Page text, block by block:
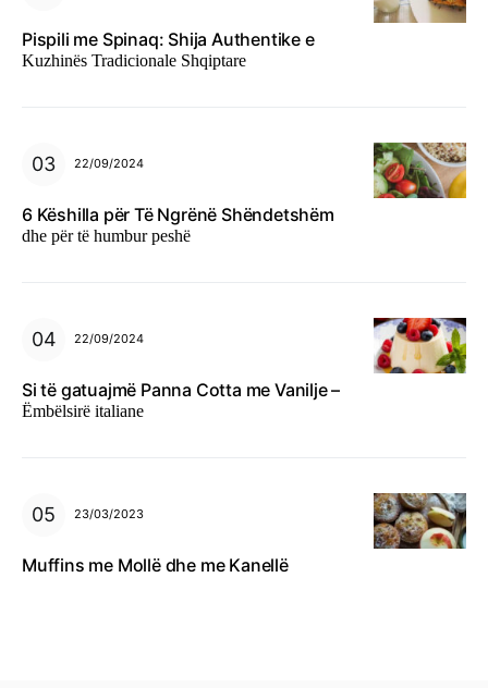
Pispili me Spinaq: Shija Authentike e
Kuzhinës Tradicionale Shqiptare
22/09/2024
6 Këshilla për Të Ngrënë Shëndetshëm
dhe për të humbur peshë
22/09/2024
Si të gatuajmë Panna Cotta me Vanilje –
Ëmbëlsirë italiane
23/03/2023
Muffins me Mollë dhe me Kanellë